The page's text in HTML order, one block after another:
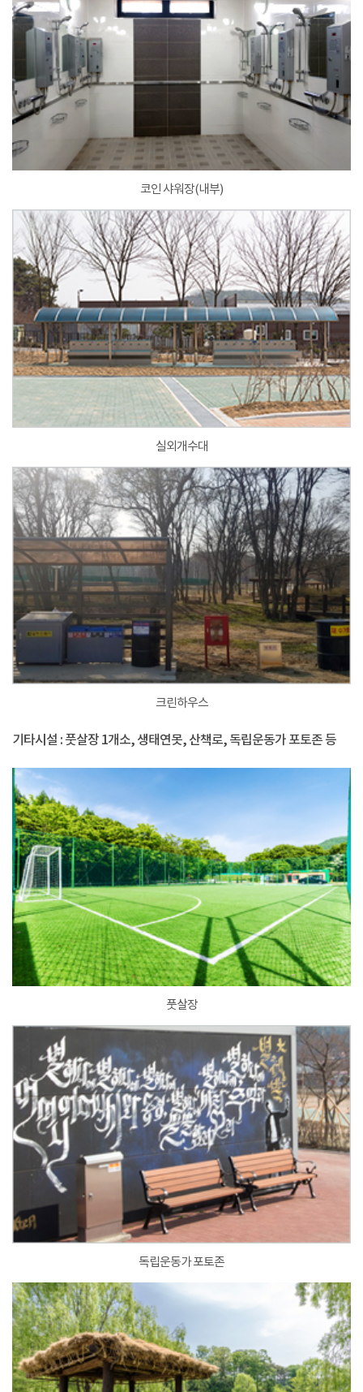
코인 샤워장(내부)
실외개수대
크린하우스
기타시설 : 풋살장 1개소, 생태연못, 산책로, 독립운동가 포토존 등
풋살장
독립운동가 포토존